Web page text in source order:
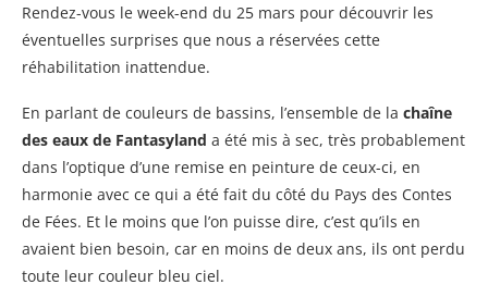
Rendez-vous le week-end du 25 mars pour découvrir les
éventuelles surprises que nous a réservées cette
réhabilitation inattendue.
En parlant de couleurs de bassins, l’ensemble de la chaîne
des eaux de Fantasyland a été mis à sec, très probablement
dans l’optique d’une remise en peinture de ceux-ci, en
harmonie avec ce qui a été fait du côté du Pays des Contes
de Fées. Et le moins que l’on puisse dire, c’est qu’ils en
avaient bien besoin, car en moins de deux ans, ils ont perdu
toute leur couleur bleu ciel.